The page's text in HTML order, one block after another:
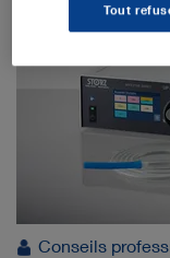
Conseils
Tout